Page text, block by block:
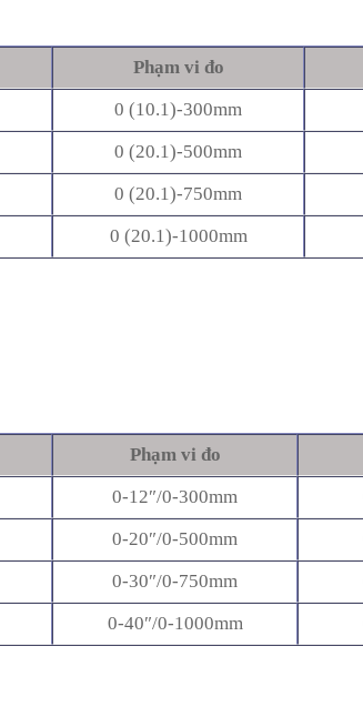
Phạm vi đo
0 (10.1)-300mm
0 (20.1)-500mm
0 (20.1)-750mm
0 (20.1)-1000mm
Phạm vi đo
0-12″/0-300mm
0-20″/0-500mm
0-30″/0-750mm
0-40″/0-1000mm